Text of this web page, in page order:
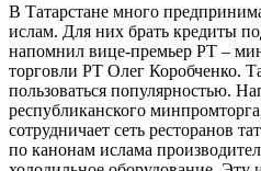
В Татарстане много
ислам. Для них брать кредиты
напомнил вице-премьер РТ –
торговли РТ Олег Коробченко.
пользоваться популярностью.
республиканского
сотрудничает сеть ресторанов
по канонам ислама